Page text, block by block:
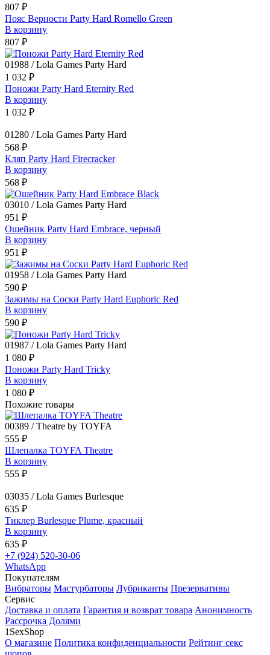
807 ₽
Пояс Верности Party Hard Romello Green
В корзину
807 ₽
01988 / Lola Games Party Hard
1 032 ₽
Поножи Party Hard Eternity Red
В корзину
1 032 ₽
01280 / Lola Games Party Hard
568 ₽
Кляп Party Hard Firecracker
В корзину
568 ₽
03010 / Lola Games Party Hard
951 ₽
Ошейник Party Hard Embrace, черный
В корзину
951 ₽
01958 / Lola Games Party Hard
590 ₽
Зажимы на Cоски Party Hard Euphoric Red
В корзину
590 ₽
01987 / Lola Games Party Hard
1 080 ₽
Поножи Party Hard Tricky
В корзину
1 080 ₽
Похожие товары
00389 / Theatre by TOYFA
555 ₽
Шлепалка TOYFA Theatre
В корзину
555 ₽
03035 / Lola Games Burlesque
635 ₽
Тиклер Burlesque Plume, красный
В корзину
635 ₽
+7 (924) 520-30-06
WhatsApp
Покупателям
Вибраторы Мастурбаторы Лубриканты Презервативы
Сервис
Доставка и оплата Гарантия и возврат товара Анонимность
Рассрочка Долями
1SexShop
О магазине Политика конфиденциальности Рейтинг секс